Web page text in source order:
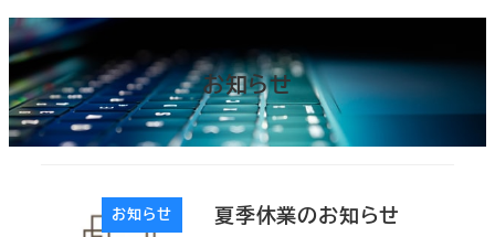
ツ
へ
移
動
お知らせ
お知らせ 夏季休業のお知らせ